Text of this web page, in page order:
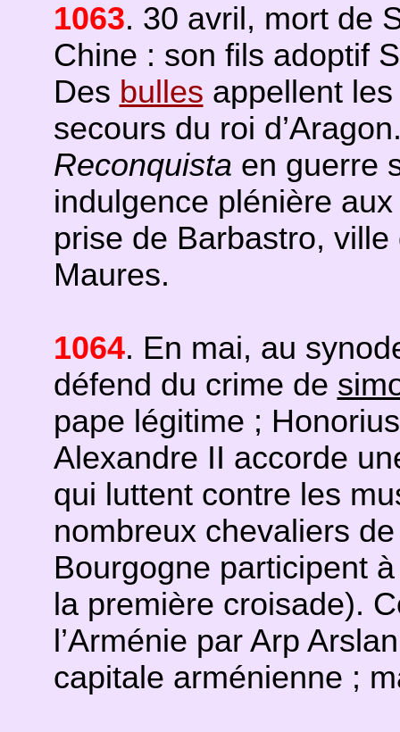
1063. 30 avril, mort de
Chine : son fils adoptif
Des bulles appellent
secours du roi
Reconquista en guerre
indulgence plénière
prise de Barbastro,
Maures.
1064. En mai, au
défend du crime de
pape légitime ;
Alexandre II accorde
qui luttent contre les
nombreux chevaliers
Bourgogne participent
la première croisade).
l’Arménie par Arp
capitale arménienne ;